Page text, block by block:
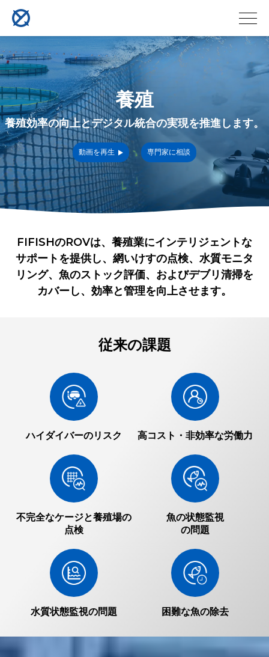
養殖
養殖効率の向上とデジタル統合の実現を推進します。
動画を再生 専門家に相談
FIFISHのROVは、養殖業にインテリジェントな
サポートを提供し、網いけすの点検、水質モニタ
リング、魚のストック評価、およびデブリ清掃を
カバーし、効率と管理を向上させます。
従来の課題
ハイダイバーのリスク 高コスト・非効率な労働力
不完全なケージと養殖場の
点検
魚の状態監視
の問題
水質状態監視の問題 困難な魚の除去